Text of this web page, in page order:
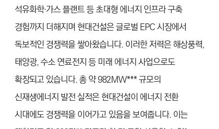
석유화학·가스 플랜트 등 초대형 에너지 인프라 구축
경험까지 더해지며 현대건설은 글로벌 EPC 시장에서
독보적인 경쟁력을 쌓아왔습니다. 이러한 저력은 해상풍력,
태양광, 수소 연료전지 등 미래 에너지 사업으로도
확장되고 있습니다. 총 약 982MW*** 규모의
신재생에너지 발전 실적은 현대건설이 에너지 전환
시대에도 경쟁력을 이어가고 있음을 보여줍니다. 이는